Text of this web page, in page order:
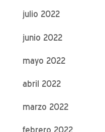
julio 2022
junio 2022
mayo 2022
abril 2022
marzo 2022